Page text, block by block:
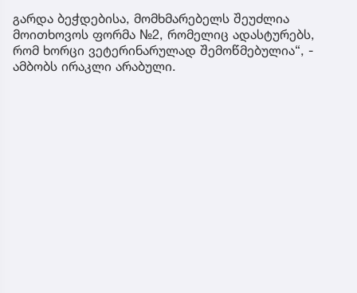
გარდა ბეჭდებისა, მომხმარებელს შეუძლია
მოითხოვოს ფორმა №2, რომელიც ადასტურებს,
რომ ხორცი ვეტერინარულად შემოწმებულია“, -
ამბობს ირაკლი არაბული.